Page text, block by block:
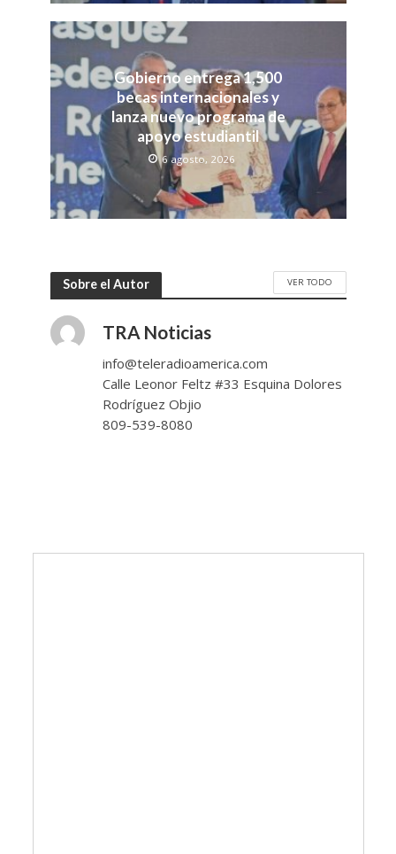
Gobierno entrega 1,500
becas internacionales y
lanza nuevo programa de
apoyo estudiantil
6 agosto, 2026
Sobre el Autor VER TODO
TRA Noticias
info@teleradioamerica.com
Calle Leonor Feltz #33 Esquina Dolores
Rodríguez Objio
809-539-8080